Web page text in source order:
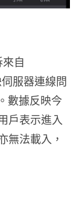
自
服器連線問
數據反映今
戶表示進入
無法載入，